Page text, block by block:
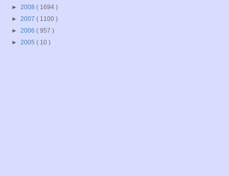
► 2008 ( 1694 )
► 2007 ( 1100 )
► 2006 ( 957 )
► 2005 ( 10 )